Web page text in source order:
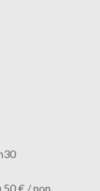
50 € / non